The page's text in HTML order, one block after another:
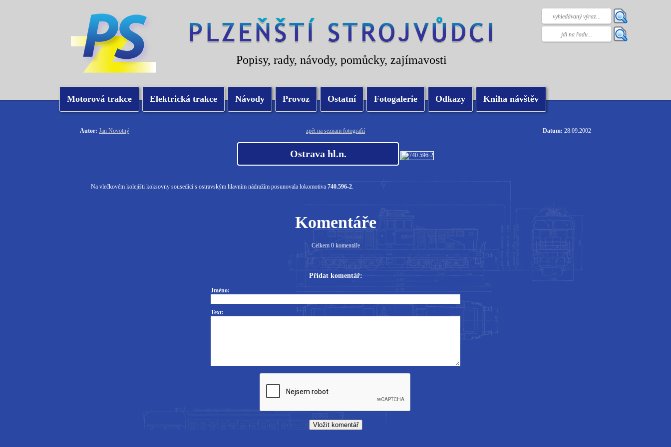
Popisy, rady, návody, pomůcky, zajímavosti
Motorová trakce Elektrická trakce Návody Provoz Ostatní Fotogalerie Odkazy Kniha návštěv
zpět na seznam fotografií
Autor: Jan Novotný Datum: 28.09.2002
Ostrava hl.n.
Na vlečkovém kolejišti koksovny sousedící s ostravským hlavním nádražím posunovala lokomotiva 740.596-2.
Komentáře
Celkem 0 komentáře
Přidat komentář:
Jméno:
Text: